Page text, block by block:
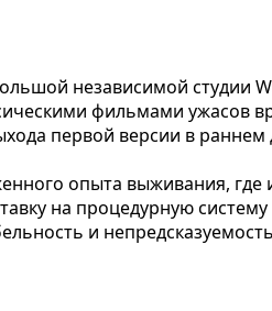
независимой студии
фильмами ужасов
первой версии в
опыта выживания,
на процедурную
и